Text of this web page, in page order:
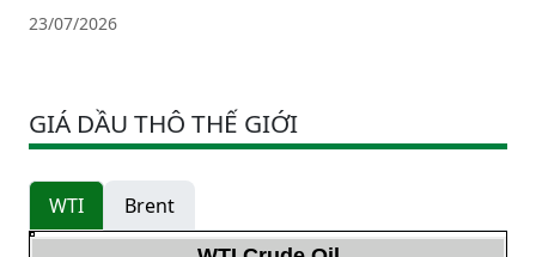
23/07/2026
GIÁ DẦU THÔ THẾ GIỚI
WTI Brent